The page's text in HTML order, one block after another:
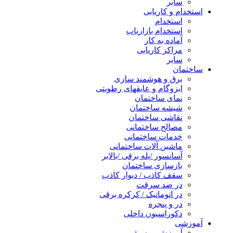
سایر
استخدام و کاریابی
استخدام
استخدام بازاریاب
آماده به کار
مراکز کاریابی
سایر
ساختمان
برق و هوشمند سازی
ایزوگام و عایقهای رطوبتی
نمای ساختمان
شیشه ساختمان
نقاشی ساختمان
مصالح ساختمانی
خدمات ساختمانی
ماشین آلات ساختمانی
آسانسور /پله برقی /بالابر
بازسازی ساختمان
سقف کاذب / دیوار کاذب
در ضد سرقت
در اتوماتیک / کرکره برقی
در و پنجره
دکوراسیون داخلی
آموزشی